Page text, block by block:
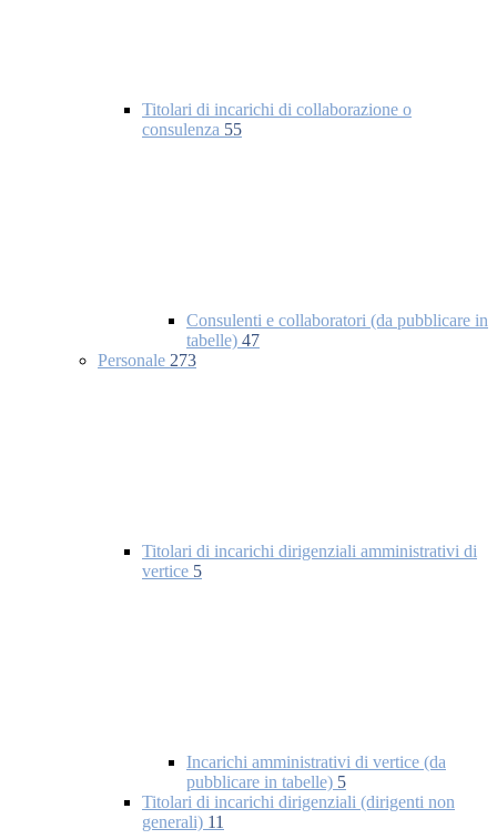
Titolari di incarichi di collaborazione o
consulenza 55
Consulenti e collaboratori (da pubblicare in
tabelle) 47
Personale 273
Titolari di incarichi dirigenziali amministrativi di
vertice 5
Incarichi amministrativi di vertice (da
pubblicare in tabelle) 5
Titolari di incarichi dirigenziali (dirigenti non
generali) 11